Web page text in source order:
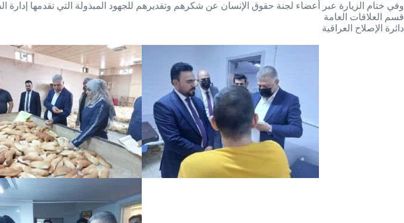
وفي ختام الزيارة عبر أعضاء لجنة حقوق الإنسان عن شكرهم وتقديرهم للجهود المبذولة التي تقدمها إدارة
قسم العلاقات العامة
دائرة الإصلاح العراقية